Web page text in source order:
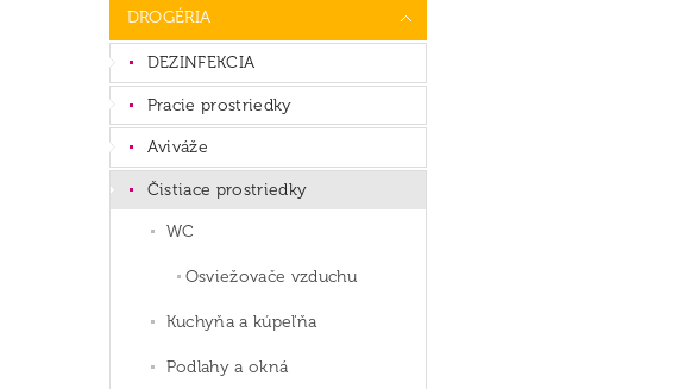
DROGÉRIA
DEZINFEKCIA
Pracie prostriedky
Aviváže
Čistiace prostriedky
WC
Osviežovače vzduchu
Kuchyňa a kúpeľňa
Podlahy a okná